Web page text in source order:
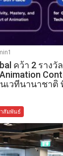
คว้า 2 รางวั
เวทีนานาชาติ
สัมพันธ์